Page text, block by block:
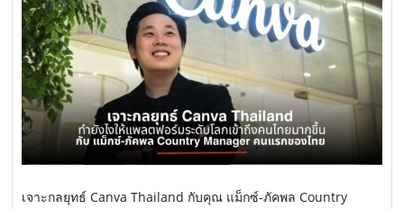
เจาะกลยุทธ์ Canva Thailand กับคุณ แม็กซ์-ภัคพล Country